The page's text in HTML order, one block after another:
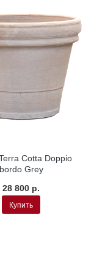
Cotta Doppio
bordo Grey
28 800 р.
Купить